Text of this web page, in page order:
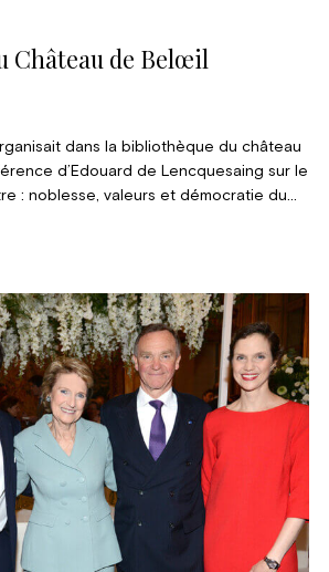
Château de Belœil
dans la bibliothèque du château
d’Edouard de Lencquesaing sur le
: noblesse, valeurs et démocratie du
organisée par S.A. la princesse